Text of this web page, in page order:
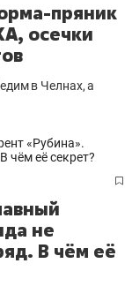
пряник
осечки
в Челнах, а
не
В чём её